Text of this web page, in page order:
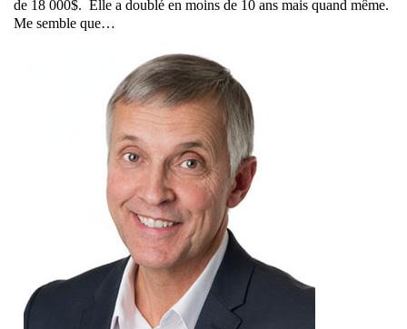
de 18 000$. Elle a doublé en moins de 10 ans mais quand même.
Me semble que…